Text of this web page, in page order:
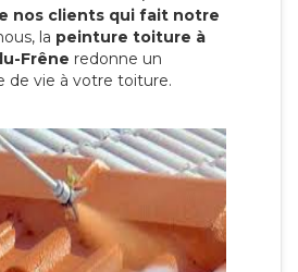
nos clients qui fait notre
la peinture toiture à
Frêne redonne un
de vie à votre toiture.